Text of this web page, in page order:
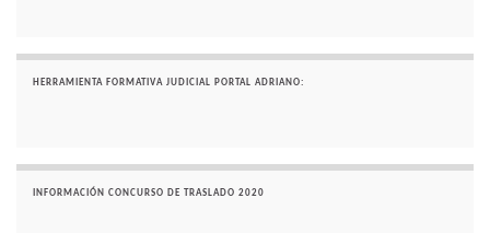
HERRAMIENTA FORMATIVA JUDICIAL PORTAL ADRIANO:
INFORMACIÓN CONCURSO DE TRASLADO 2020